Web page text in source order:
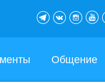
Общение